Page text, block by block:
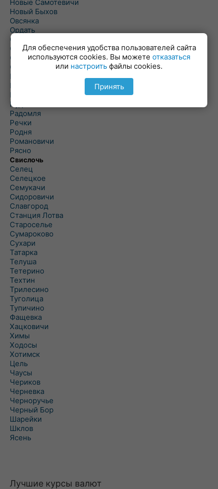
Новые Самотевичи
Новый Быхов
Овсянка
Ордать
Ореховка
Осиновка
Осиповичи
Осово
Павловичи
Паршино
Петуховка
Пудовня
Радомля
Речки
Родня
Романовичи
Рясно
Свислочь
Селец
Селецкое
Семукачи
Сидоровичи
Славгород
Станция Лотва
Староселье
Сумароково
Сухари
Татарка
Телуша
Тетерино
Техтин
Трилесино
Туголица
Тупичино
Фащевка
Хацковичи
Химы
Ходосы
Хотимск
Цель
Чаусы
Чериков
Черневка
Черноручье
Черный Бор
Шарейки
Шклов
Ясень
Лучшие курсы валют
Для обеспечения удобства пользователей сайта
используются cookies. Вы можете отказаться
или настроить файлы cookies.
Принять